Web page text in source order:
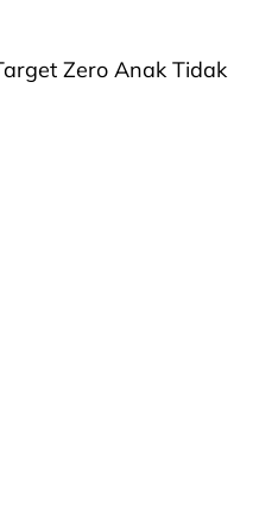
Zero Anak Tidak